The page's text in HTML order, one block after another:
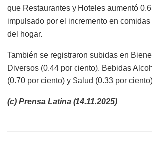
que Restaurantes y Hoteles aumentó
impulsado por el incremento en
del hogar.
También se registraron subidas en
Diversos (0.44 por ciento), Bebidas
(0.70 por ciento) y Salud (0.33 por
(c) Prensa Latina (14.11.2025)